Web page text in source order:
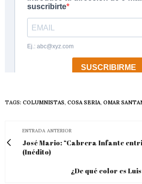
TAGS: COLUMNISTAS, COSA SERIA, OMAR
ENTRADA ANTERIOR
José Mario: “Cabrera Infante
(Inédito)
¿De qué color es